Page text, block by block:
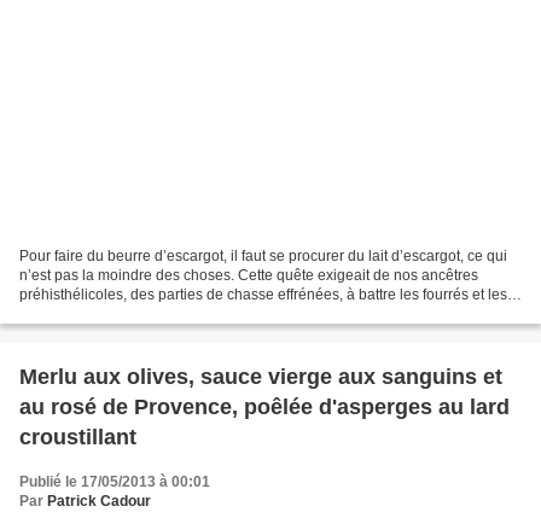
Pour faire du beurre d’escargot, il faut se procurer du lait d’escargot, ce qui
n’est pas la moindre des choses. Cette quête exigeait de nos ancêtres
préhisthélicoles, des parties de chasse effrénées, à battre les fourrés et les
Merlu aux olives, sauce vierge aux sanguins et
au rosé de Provence, poêlée d'asperges au lard
croustillant
Publié le 17/05/2013 à 00:01
Par Patrick Cadour